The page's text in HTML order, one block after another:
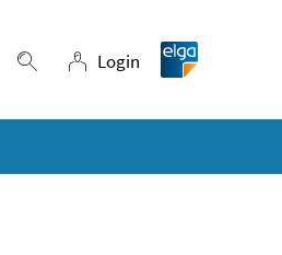
Suche einblenden
Login
Login